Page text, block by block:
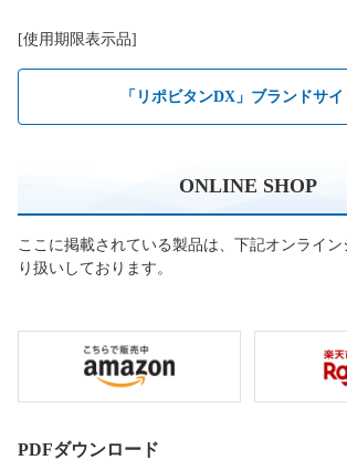
[使用期限表示品]
「リポビタンDX」ブランドサ
ONLINE SHOP
ここに掲載されている製品は、下記オンライン
り扱いしております。
PDFダウンロード